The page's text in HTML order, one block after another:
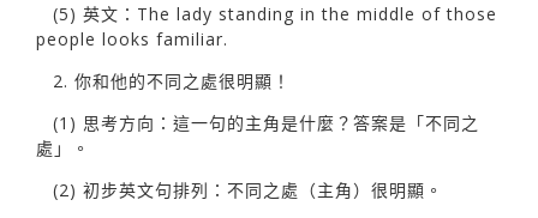
(5) 英文：The lady standing in the middle of those
people looks familiar.
2. 你和他的不同之處很明顯！
(1) 思考方向：這一句的主角是什麼？答案是「不同之
處」。
(2) 初步英文句排列：不同之處（主角）很明顯。